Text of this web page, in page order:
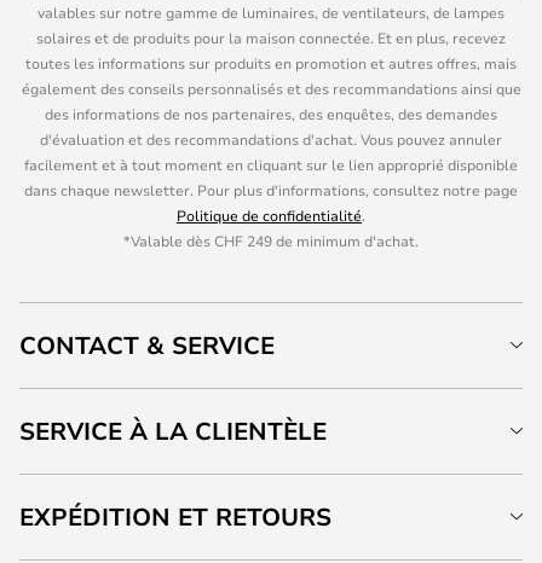
valables sur notre gamme de luminaires, de ventilateurs, de lampes
solaires et de produits pour la maison connectée. Et en plus, recevez
toutes les informations sur produits en promotion et autres offres, mais
également des conseils personnalisés et des recommandations ainsi que
des informations de nos partenaires, des enquêtes, des demandes
d'évaluation et des recommandations d'achat. Vous pouvez annuler
facilement et à tout moment en cliquant sur le lien approprié disponible
dans chaque newsletter. Pour plus d'informations, consultez notre page
Politique de confidentialité.
*Valable dès CHF 249 de minimum d'achat.
CONTACT & SERVICE
SERVICE À LA CLIENTÈLE
EXPÉDITION ET RETOURS